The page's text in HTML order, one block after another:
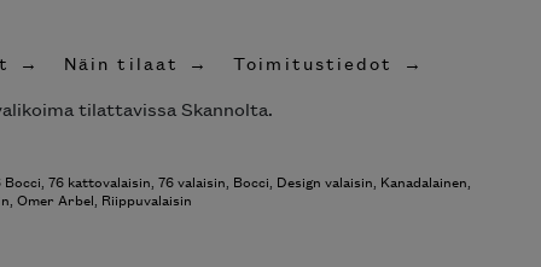
Näin tilaat
Toimitustiedot
tilattavissa Skannolta.
Bocci,76 kattovalaisin,76 valaisin, Bocci, Design valaisin, Kanadalainen,
,Omer Arbel, Riippuvalaisin